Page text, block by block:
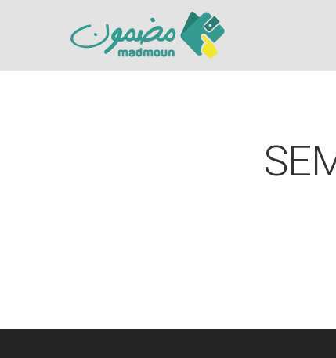
Hit enter to search or ESC to close